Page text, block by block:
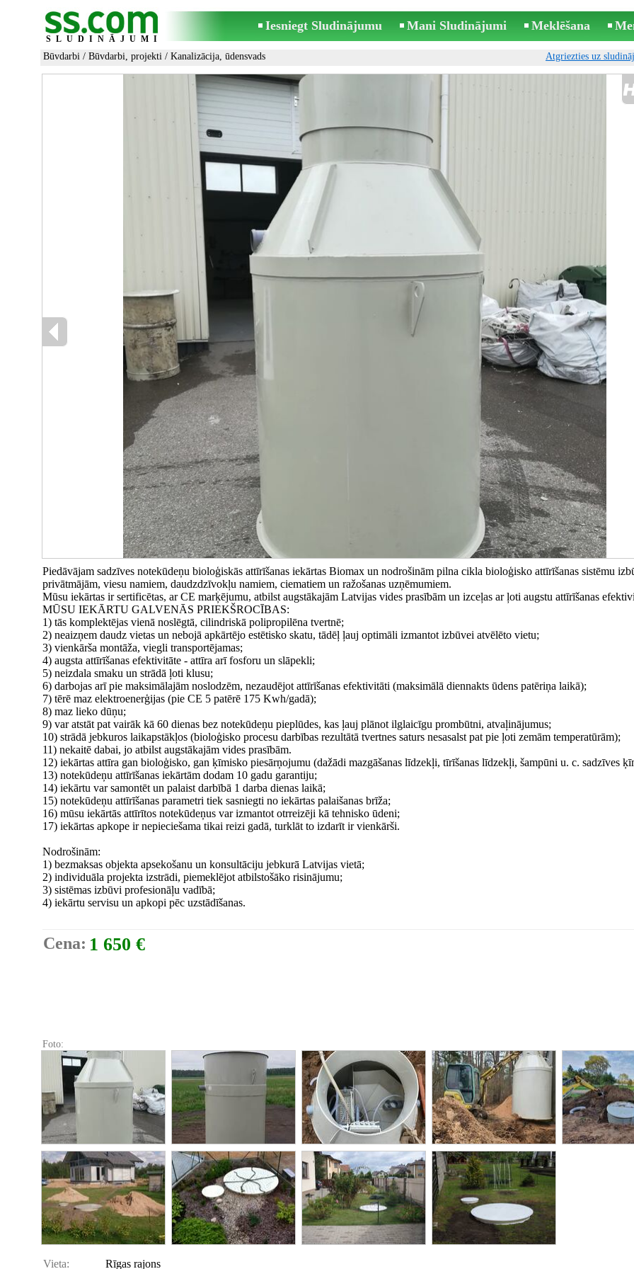
SLUDINĀJUMI
Iesniegt Sludinājumu Mani Sludinājumi Meklēšana
Būvdarbi / Būvdarbi, projekti / Kanalizācija, ūdensvads Atgriezties uz
Piedāvājam sadzīves notekūdeņu bioloģiskās attīrīšanas iekārtas Biomax un nodrošinām pilna cikla bioloģisko attīrīšanas sistēmu
privātmājām, viesu namiem, daudzdzīvokļu namiem, ciematiem un ražošanas uzņēmumiem.
Mūsu iekārtas ir sertificētas, ar CE marķējumu, atbilst augstākajām Latvijas vides prasībām un izceļas ar ļoti augstu attīrīšanas
MŪSU IEKĀRTU GALVENĀS PRIEKŠROCĪBAS:
1) tās komplektējas vienā noslēgtā, cilindriskā polipropilēna tvertnē;
2) neaizņem daudz vietas un nebojā apkārtējo estētisko skatu, tādēļ ļauj optimāli izmantot izbūvei atvēlēto vietu;
3) vienkārša montāža, viegli transportējamas;
4) augsta attīrīšanas efektivitāte - attīra arī fosforu un slāpekli;
5) neizdala smaku un strādā ļoti klusu;
6) darbojas arī pie maksimālajām noslodzēm, nezaudējot attīrīšanas efektivitāti (maksimālā diennakts ūdens patēriņa laikā);
7) tērē maz elektroenerģijas (pie CE 5 patērē 175 Kwh/gadā);
8) maz lieko dūņu;
9) var atstāt pat vairāk kā 60 dienas bez notekūdeņu pieplūdes, kas ļauj plānot ilglaicīgu prombūtni, atvaļinājumus;
10) strādā jebkuros laikapstākļos (bioloģisko procesu darbības rezultātā tvertnes saturs nesasalst pat pie ļoti zemām temperatūrām);
11) nekaitē dabai, jo atbilst augstākajām vides prasībām.
12) iekārtas attīra gan bioloģisko, gan ķīmisko piesārņojumu (dažādi mazgāšanas līdzekļi, tīrīšanas līdzekļi, šampūni u. c. sadzīves
13) notekūdeņu attīrīšanas iekārtām dodam 10 gadu garantiju;
14) iekārtu var samontēt un palaist darbībā 1 darba dienas laikā;
15) notekūdeņu attīrīšanas parametri tiek sasniegti no iekārtas palaišanas brīža;
16) mūsu iekārtās attīrītos notekūdeņus var izmantot otrreizēji kā tehnisko ūdeni;
17) iekārtas apkope ir nepieciešama tikai reizi gadā, turklāt to izdarīt ir vienkārši.
Nodrošinām:
1) bezmaksas objekta apsekošanu un konsultāciju jebkurā Latvijas vietā;
2) individuāla projekta izstrādi, piemeklējot atbilstošāko risinājumu;
3) sistēmas izbūvi profesionāļu vadībā;
4) iekārtu servisu un apkopi pēc uzstādīšanas.
Cena: 1 650 €
Foto:
Vieta: Rīgas rajons